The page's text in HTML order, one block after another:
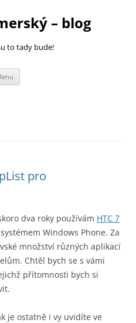
– blog
to tady bude!
pro
dva roky používám HTC 7
Windows Phone. Za
množství různých aplikací
Chtěl bych se s vámi
přítomnosti bych si
je ostatně i vy uvidíte ve